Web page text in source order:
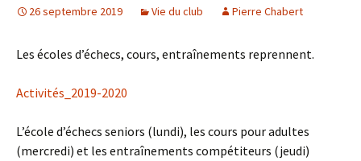
26 septembre 2019 Vie du club Pierre Chabert
Les écoles d’échecs, cours, entraînements reprennent.
Activités_2019-2020
L’école d’échecs seniors (lundi), les cours pour adultes
(mercredi) et les entraînements compétiteurs (jeudi)